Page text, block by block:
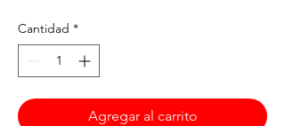
Cantidad *
Agregar al carrito